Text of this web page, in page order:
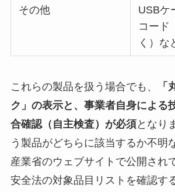
その他
USBケ
コード
く）な
これらの製品を扱う場合でも、
「
ク」の表示と、事業者自身による
合確認（自主検査）が必須となり
う製品がどちらに該当するか不明
産業省のウェブサイトで公開され
安全法の対象品目リストを確認す